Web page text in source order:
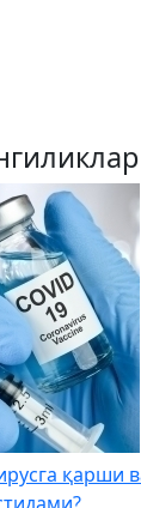
қарши